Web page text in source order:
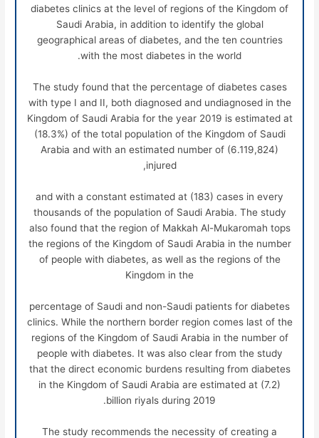
diabetes clinics at the level of regions of the Kingdom of
Saudi Arabia, in addition to identify the global
geographical areas of diabetes, and the ten countries
with the most diabetes in the world.
The study found that the percentage of diabetes cases
with type I and II, both diagnosed and undiagnosed in the
Kingdom of Saudi Arabia for the year 2019 is estimated at
(18.3%) of the total population of the Kingdom of Saudi
Arabia and with an estimated number of (6.119,824)
injured,
and with a constant estimated at (183) cases in every
thousands of the population of Saudi Arabia. The study
also found that the region of Makkah Al-Mukaromah tops
the regions of the Kingdom of Saudi Arabia in the number
of people with diabetes, as well as the regions of the
Kingdom in the
percentage of Saudi and non-Saudi patients for diabetes
clinics. While the northern border region comes last of the
regions of the Kingdom of Saudi Arabia in the number of
people with diabetes. It was also clear from the study
that the direct economic burdens resulting from diabetes
in the Kingdom of Saudi Arabia are estimated at (7.2)
billion riyals during 2019.
The study recommends the necessity of creating a